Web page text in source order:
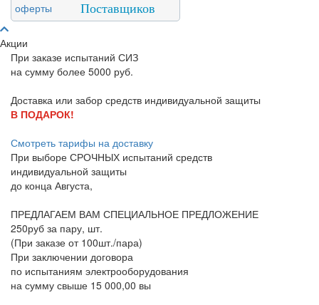
Поставщиков
Акции
При заказе испытаний СИЗ
на сумму более 5000 руб.
Доставка или забор средств индивидуальной защиты
В ПОДАРОК!
Смотреть тарифы на доставку
При выборе СРОЧНЫХ испытаний средств
индивидуальной защиты
до конца Августа,
ПРЕДЛАГАЕМ ВАМ СПЕЦИАЛЬНОЕ ПРЕДЛОЖЕНИЕ
250руб за пару, шт.
(При заказе от 100шт./пара)
При заключении договора
по испытаниям электрооборудования
на сумму свыше 15 000,00 вы